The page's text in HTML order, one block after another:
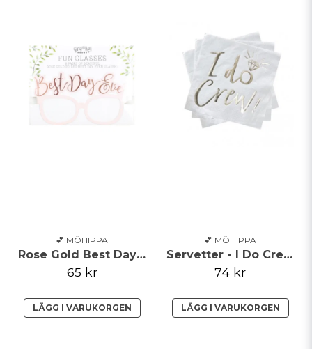
💕 MÖHIPPA
Rose Gold Best Day Ever glasögon
65 kr
LÄGG I VARUKORGEN
💕 MÖHIPPA
Servetter - I Do Crew**
74 kr
LÄGG I VARUKORGEN